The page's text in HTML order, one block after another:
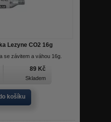
Lezyne CO2 16g
se závitem a váhou 16g.
89 Kč
Skladem
košíku